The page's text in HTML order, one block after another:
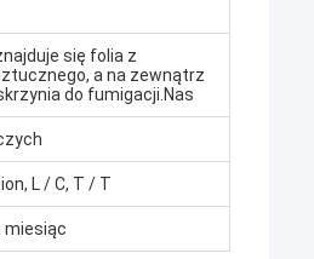
się folia z
a na zewnątrz
do fumigacji.Nas
L / C, T / T
miesiąc